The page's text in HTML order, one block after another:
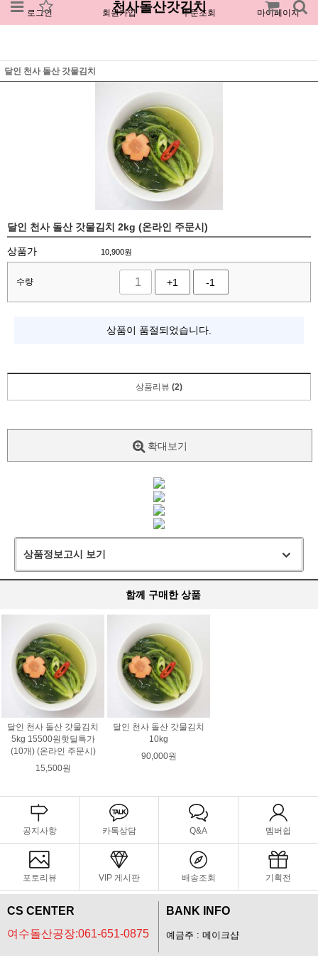
로그인 회원가입 주문조회 마이페이지
천사돌산갓김치
달인 천사 돌산 갓물김치
달인 천사 돌산 갓물김치 2kg (온라인 주문시)
상품가 10,900원
수량 +1 -1
상품이 품절되었습니다.
상품리뷰 (2)
확대보기
상품정보고시 보기
함께 구매한 상품
달인 천사 돌산 갓물김치
5kg 15500원핫딜특가
(10개) (온라인 주문시)
15,500원
달인 천사 돌산 갓물김치
10kg
90,000원
공지사항 카톡상담 Q&A 멤버쉽
포토리뷰 VIP 게시판 배송조회 기획전
CS CENTER
여수돌산공장:061-651-0875
BANK INFO
예금주 : 메이크샵